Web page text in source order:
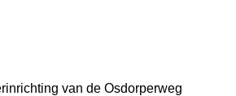
van de Osdorperweg